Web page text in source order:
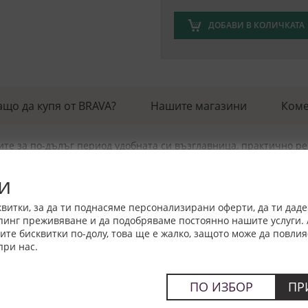
за да ти поднасяме персонализирани оферти, да ти
преживяване и да подобряваме постоянно нашите услуги.
бисквитки по-долу, това ще е жалко, защото може да
нас.
ПО ИЗБОР
ДОБАВИ В КОЛИЧКАТА
да купя от BRAVA? Нашите магазини
за по-дълъг период удобната си възглавница, практично
която е дишаща и терморегулираща с естествени
която не пропуска отделената пот от тялото към
от 4-10 работни дни